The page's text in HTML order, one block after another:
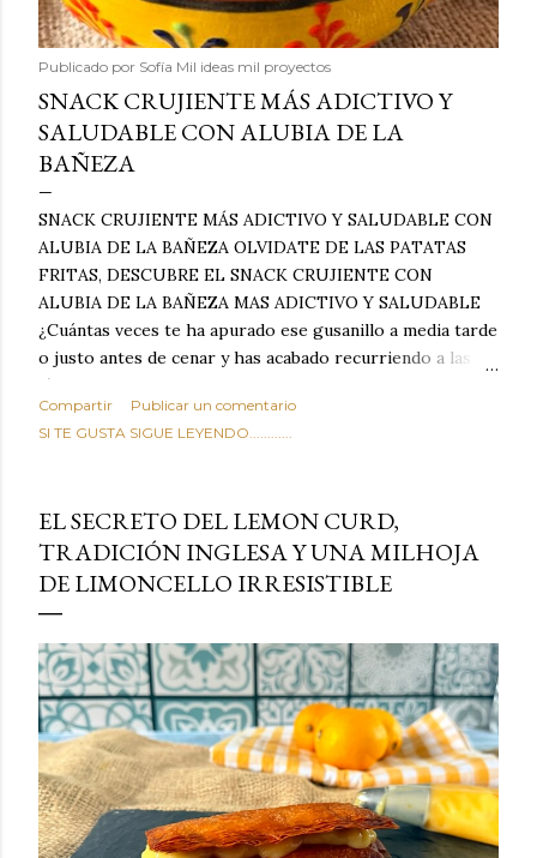
Publicado por Sofía Mil ideas mil proyectos
SNACK CRUJIENTE MÁS ADICTIVO Y
SALUDABLE CON ALUBIA DE LA
BAÑEZA
SNACK CRUJIENTE MÁS ADICTIVO Y SALUDABLE CON
ALUBIA DE LA BAÑEZA OLVIDATE DE LAS PATATAS
FRITAS, DESCUBRE EL SNACK CRUJIENTE CON
ALUBIA DE LA BAÑEZA MAS ADICTIVO Y SALUDABLE
¿Cuántas veces te ha apurado ese gusanillo a media tarde
o justo antes de cenar y has acabado recurriendo a las
típicas patatas de bolsa, frutos secos fritos o snacks
ultraprocesados llenos de grasas saturadas y sodio?
Todos hemos estado ahí. Sin embargo, cuidarse no tiene
satisface. Estas alubias crujientes al horno van a cambiar
por completo tu forma de ver las legumbres. Olvídate de
asociar las alubias únicamente a los guisos tradicionales y
humilde como la alubia de La Bañeza en un snack ligero,
dorado, cargado de proteína y 100% natural. Es el
sustituto perfecto a los frutos se...
Compartir
Publicar un comentario
SI TE GUSTA SIGUE LEYENDO............
EL SECRETO DEL LEMON CURD,
TRADICIÓN INGLESA Y UNA MILHOJA
DE LIMONCELLO IRRESISTIBLE